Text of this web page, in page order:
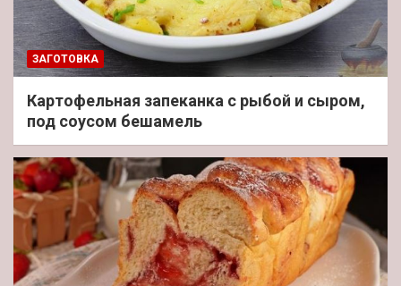
ЗАГОТОВКА
Картофельная запеканка с рыбой и сыром,
под соусом бешамель